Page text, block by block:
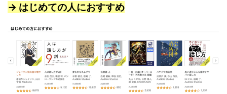
→ はじめての人におすすめ